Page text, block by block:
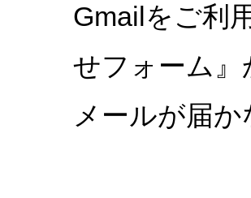
Gmailをご利
せフォーム
メールが届